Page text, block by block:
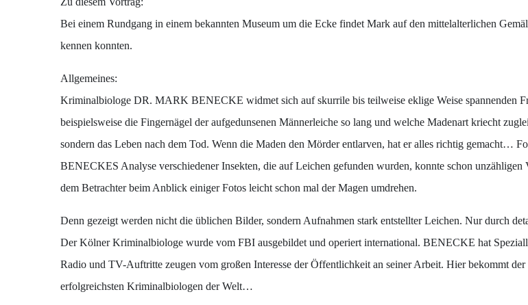
Bei einem Rundgang in einem bekannten Museum um die Ecke findet Mark auf den mittelalterlichen
kennen konnten.
Allgemeines:
Kriminalbiologe DR. MARK BENECKE widmet sich auf skurrile bis teilweise eklige Weise spannenden
beispielsweise die Fingernägel der aufgedunsenen Männerleiche so lang und welche Madenart kriecht
sondern das Leben nach dem Tod. Wenn die Maden den Mörder entlarven, hat er alles richtig gemacht…
BENECKES Analyse verschiedener Insekten, die auf Leichen gefunden wurden, konnte schon
dem Betrachter beim Anblick einiger Fotos leicht schon mal der Magen umdrehen.
Denn gezeigt werden nicht die üblichen Bilder, sondern Aufnahmen stark entstellter Leichen. Nur durch
Der Kölner Kriminalbiologe wurde vom FBI ausgebildet und operiert international. BENECKE hat
Radio und TV-Auftritte zeugen vom großen Interesse der Öffentlichkeit an seiner Arbeit. Hier bekommt
erfolgreichsten Kriminalbiologen der Welt…